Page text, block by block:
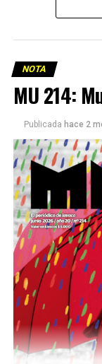
Este número 215
podría ser una
Descargar
NOTA
MU 214:
Publicada hace 2